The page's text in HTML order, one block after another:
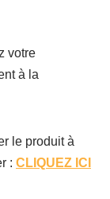
votre
à la
le produit à
: CLIQUEZ ICI